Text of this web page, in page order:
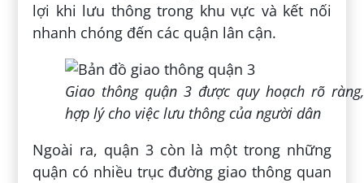
lợi khi lưu thông trong khu vực và kết nối
nhanh chóng đến các quận lân cận.
Giao thông quận 3 được quy hoạch rõ ràng,
hợp lý cho việc lưu thông của người dân
Ngoài ra, quận 3 còn là một trong những
quận có nhiều trục đường giao thông quan